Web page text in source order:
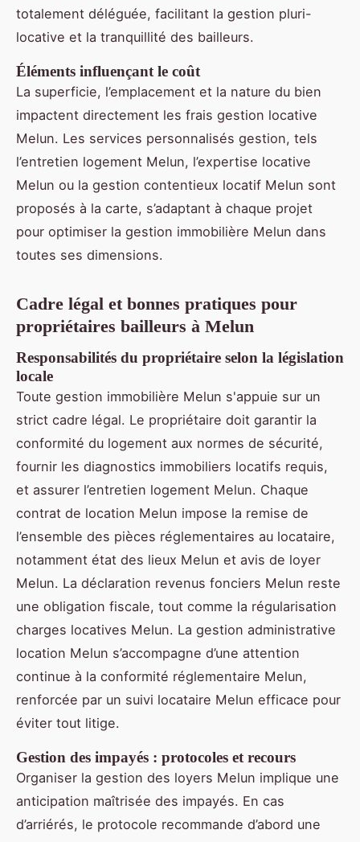
totalement déléguée, facilitant la gestion pluri-
locative et la tranquillité des bailleurs.
Éléments influençant le coût
La superficie, l’emplacement et la nature du bien
impactent directement les frais gestion locative
Melun. Les services personnalisés gestion, tels
l’entretien logement Melun, l’expertise locative
Melun ou la gestion contentieux locatif Melun sont
proposés à la carte, s’adaptant à chaque projet
pour optimiser la gestion immobilière Melun dans
toutes ses dimensions.
Cadre légal et bonnes pratiques pour
propriétaires bailleurs à Melun
Responsabilités du propriétaire selon la législation
locale
Toute gestion immobilière Melun s'appuie sur un
strict cadre légal. Le propriétaire doit garantir la
conformité du logement aux normes de sécurité,
fournir les diagnostics immobiliers locatifs requis,
et assurer l’entretien logement Melun. Chaque
contrat de location Melun impose la remise de
l’ensemble des pièces réglementaires au locataire,
notamment état des lieux Melun et avis de loyer
Melun. La déclaration revenus fonciers Melun reste
une obligation fiscale, tout comme la régularisation
charges locatives Melun. La gestion administrative
location Melun s’accompagne d’une attention
continue à la conformité réglementaire Melun,
renforcée par un suivi locataire Melun efficace pour
éviter tout litige.
Gestion des impayés : protocoles et recours
Organiser la gestion des loyers Melun implique une
anticipation maîtrisée des impayés. En cas
d’arriérés, le protocole recommande d’abord une